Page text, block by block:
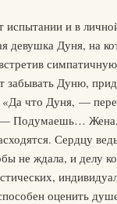
испытании и в
девушка Дуня, на
забывать Дуню,
что Дуня, —
Подумаешь… Жена,
Сердцу
не ждала, и делу
оценить